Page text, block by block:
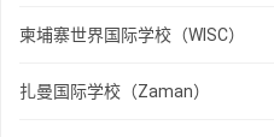
柬埔寨世界国际学校（WISC）
扎曼国际学校（Zaman）